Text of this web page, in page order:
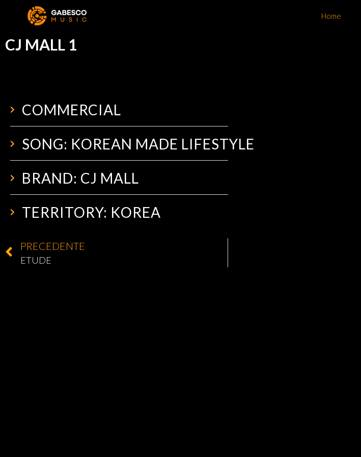
Home
CJ MALL 1
COMMERCIAL
SONG: KOREAN MADE LIFESTYLE
BRAND: CJ MALL
TERRITORY: KOREA
PRECEDENTE
ETUDE